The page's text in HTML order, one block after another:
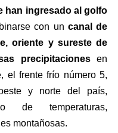
han ingresado al golfo
con un canal de
oriente y sureste de
precipitaciones en
el frente frío número 5,
y norte del país,
de temperaturas,
montañosas.